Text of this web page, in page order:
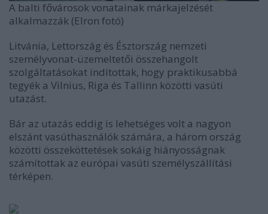
A balti fővárosok vonatainak márkajelzését
alkalmazzák (Elron fotó)
Litvánia, Lettország és Észtország nemzeti
személyvonat-üzemeltetői összehangolt
szolgáltatásokat indítottak, hogy praktikusabbá
tegyék a Vilnius, Riga és Tallinn közötti vasúti
utazást.
Bár az utazás eddig is lehetséges volt a nagyon
elszánt vasúthasználók számára, a három ország
közötti összeköttetések sokáig hiányosságnak
számítottak az európai vasúti személyszállítási
térképen.